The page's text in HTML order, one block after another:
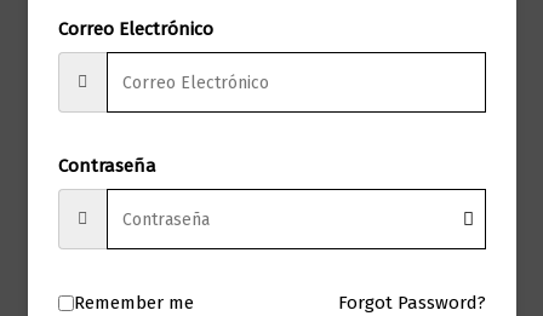
Presentación
Solo los usuarios registrados que hayan
comprado este producto pueden hacer
Correo Electrónico
Contraseña
Remember me Forgot Password?